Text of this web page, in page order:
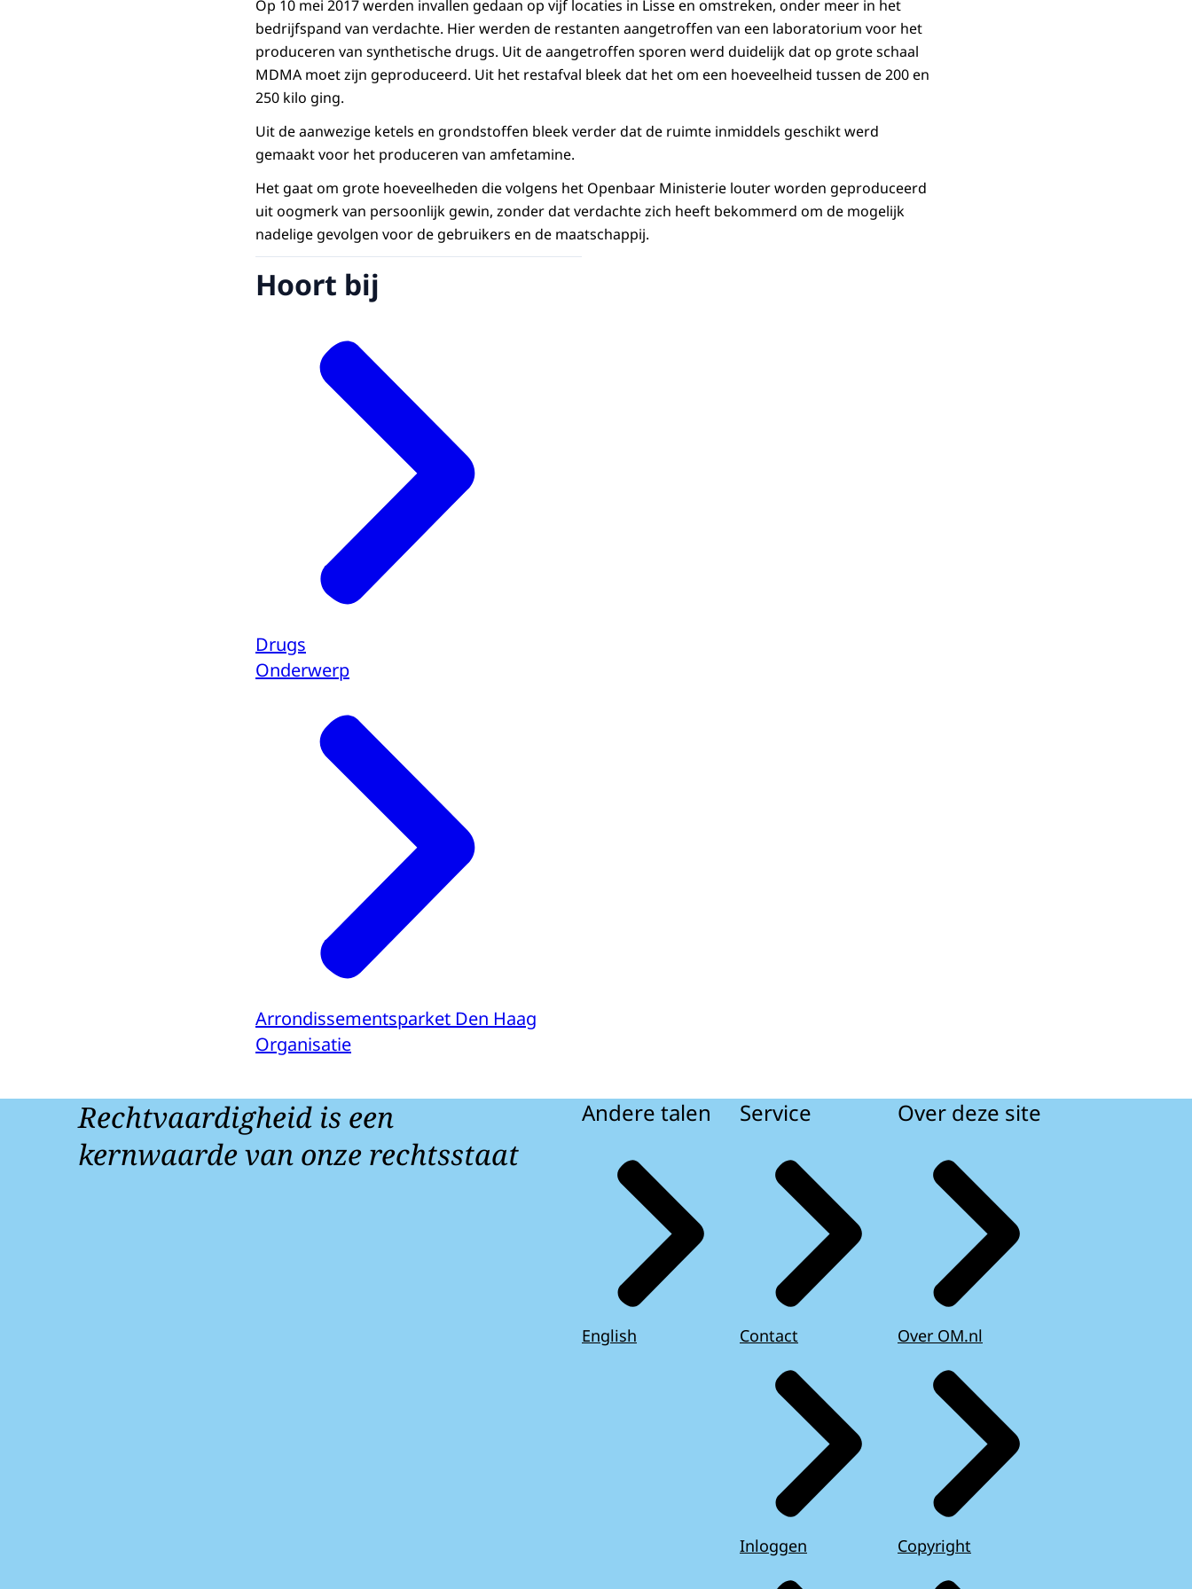
Op 10 mei 2017 werden invallen gedaan op vijf locaties in Lisse en omstreken, onder meer in het
bedrijfspand van verdachte. Hier werden de restanten aangetroffen van een laboratorium voor het
produceren van synthetische drugs. Uit de aangetroffen sporen werd duidelijk dat op grote schaal
MDMA moet zijn geproduceerd. Uit het restafval bleek dat het om een hoeveelheid tussen de 200 en
250 kilo ging.
Uit de aanwezige ketels en grondstoffen bleek verder dat de ruimte inmiddels geschikt werd
gemaakt voor het produceren van amfetamine.
Het gaat om grote hoeveelheden die volgens het Openbaar Ministerie louter worden geproduceerd
uit oogmerk van persoonlijk gewin, zonder dat verdachte zich heeft bekommerd om de mogelijk
nadelige gevolgen voor de gebruikers en de maatschappij.
Hoort bij
Drugs
Onderwerp
Arrondissementsparket Den Haag
Organisatie
Rechtvaardigheid is een
kernwaarde van onze rechtsstaat
Andere talen
English
Service
Contact
Inloggen
Over deze site
Over OM.nl
Copyright